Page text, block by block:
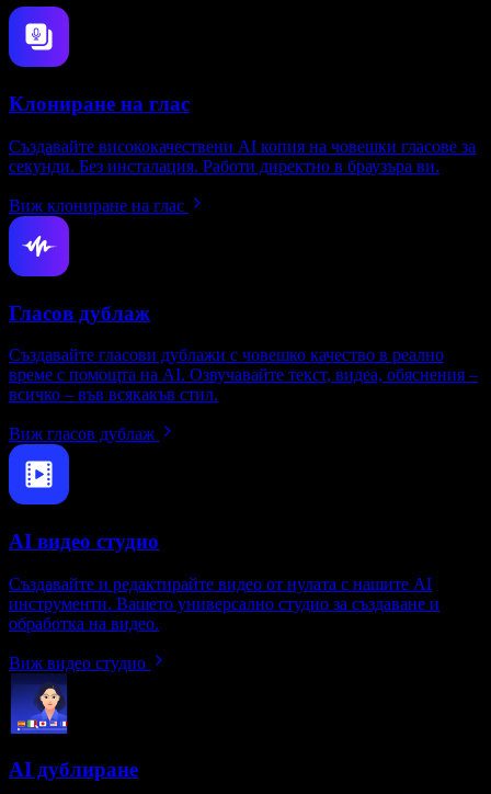
Клониране на глас
Създавайте висококачествени AI копия на човешки гласове за
секунди. Без инсталация. Работи директно в браузъра ви.
Виж клониране на глас
Гласов дублаж
Създавайте гласови дублажи с човешко качество в реално
време с помощта на AI. Озвучавайте текст, видеа, обяснения –
всичко – във всякакъв стил.
Виж гласов дублаж
AI видео студио
Създавайте и редактирайте видео от нулата с нашите AI
инструменти. Вашето универсално студио за създаване и
обработка на видео.
Виж видео студио
AI дублиране